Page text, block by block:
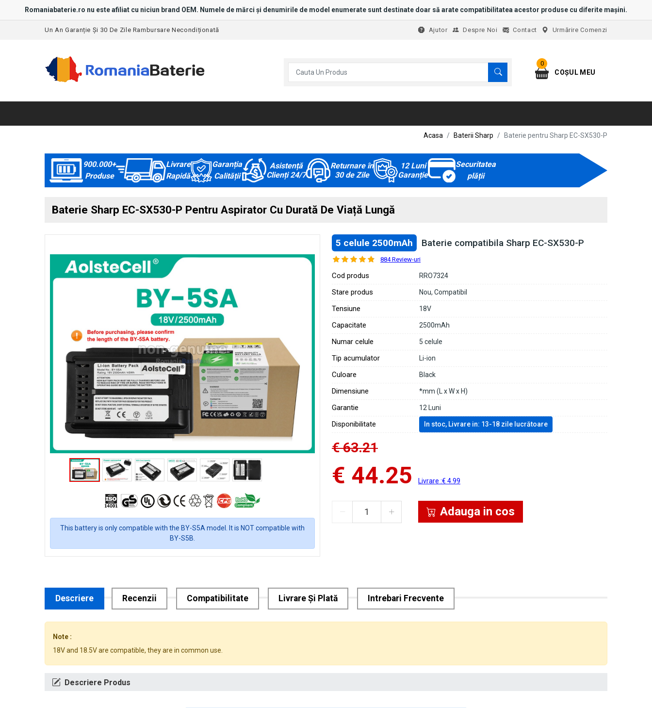
Romaniabaterie.ro nu este afiliat cu niciun brand OEM. Numele de mărci și denumirile de model enumerate sunt destinate doar să arate compatibilitatea acestor produse cu diferite mașini.
Un An Garanție Și 30 De Zile Rambursare Necondiționată Urmărire Comenzi
Contact
Despre Noi
Ajutor
0
COȘUL MEU
Acasa Baterii Sharp Baterie pentru Sharp EC-SX530-P
900.000+
Produse
Livrare
Rapidă
Garanția
Calității
Asistență
Clienți 24/7
Returnare în
30 de Zile
12 Luni
Garanție
Securitatea
plății
Baterie Sharp EC-SX530-P Pentru Aspirator Cu Durată De Viață Lungă
This battery is only compatible with the BY-S5A model. It is NOT compatible with
BY-S5B.
5 celule 2500mAh Baterie compatibila Sharp EC-SX530-P
884 Review-uri
Cod produs RRO7324
Stare produs Nou, Compatibil
Tensiune 18V
Capacitate 2500mAh
Numar celule 5 celule
Tip acumulator Li-ion
Culoare Black
Dimensiune *mm (L x W x H)
Garantie 12 Luni
Disponibilitate In stoc, Livrare in: 13-18 zile lucrătoare
€ 63.21
€ 44.25 Livrare :€ 4.99
Adauga in cos
Descriere Recenzii Compatibilitate Livrare Și Plată Intrebari Frecvente
Note :
18V and 18.5V are compatible, they are in common use.
Descriere Produs